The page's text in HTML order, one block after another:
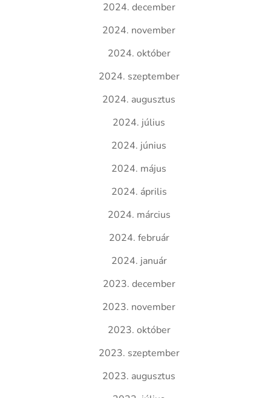
2024. december
2024. november
2024. október
2024. szeptember
2024. augusztus
2024. július
2024. június
2024. május
2024. április
2024. március
2024. február
2024. január
2023. december
2023. november
2023. október
2023. szeptember
2023. augusztus